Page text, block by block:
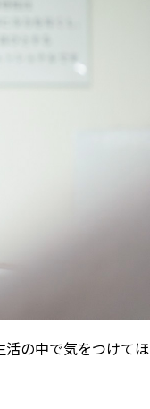
の中で気をつけてほ